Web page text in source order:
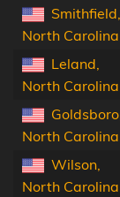
Smithfield,
North Carolina
Leland,
North Carolina
Goldsboro,
North Carolina
Wilson,
North Carolina